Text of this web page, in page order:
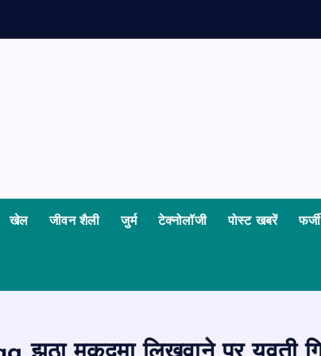
खेल जीवन शैली जुर्म टेक्नोलॉजी पोस्ट खबरें